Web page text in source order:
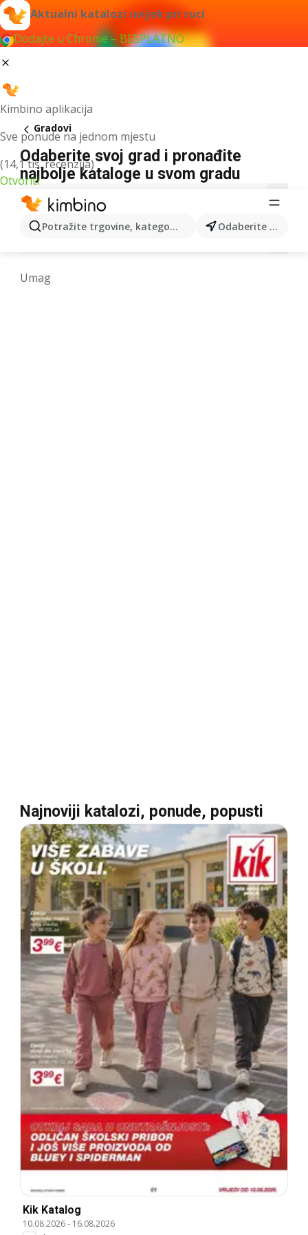
Aktualni katalozi uvijek pri ruci
Dodajte u Chrome – BESPLATNO
Kimbino aplikacija
Sve ponude na jednom mjestu
(14,1 tis. recenzija)
Otvoriti
Potražite trgovine, kategorije, proizvode... Odaberite grad
Gradovi
Odaberite svoj grad i pronađite
najbolje kataloge u svom gradu
B C D
N
O P R S T V Z
Umag
Najnoviji katalozi, ponude, popusti
Kik Katalog
10.08.2026- 16.08.2026